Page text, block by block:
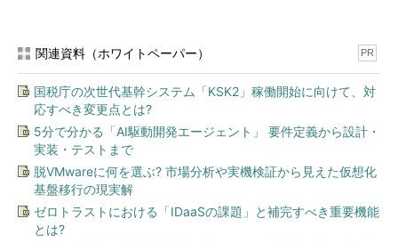
関連資料（ホワイトペーパー） PR
国税庁の次世代基幹システム「KSK2」稼働開始に向けて、対
応すべき変更点とは?
5分で分かる「AI駆動開発エージェント」 要件定義から設計・
実装・テストまで
脱VMwareに何を選ぶ? 市場分析や実機検証から見えた仮想化
基盤移行の現実解
ゼロトラストにおける「IDaaSの課題」と補完すべき重要機能
とは?